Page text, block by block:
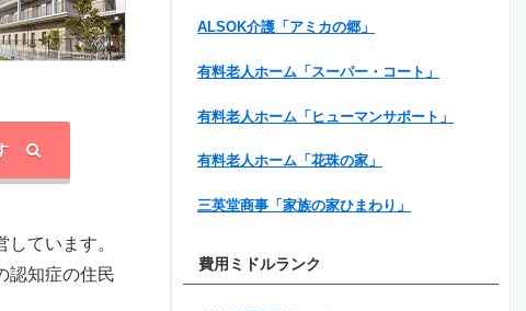
ています。
認知症の住民
ALSOK介護「アミカの郷」
有料老人ホーム「スーパー・コート」
有料老人ホーム「ヒューマンサポート」
有料老人ホーム「花珠の家」
三英堂商事「家族の家ひまわり」
費用ミドルランク